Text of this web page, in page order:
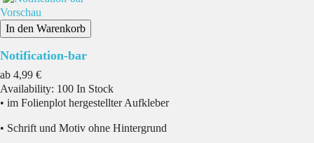
Vorschau
In den Warenkorb
Notification-bar
ab Preis
4,99 €
Availability: 100 In Stock
• im Folienplot hergestellter Aufkleber
• Schrift und Motiv ohne Hintergrund